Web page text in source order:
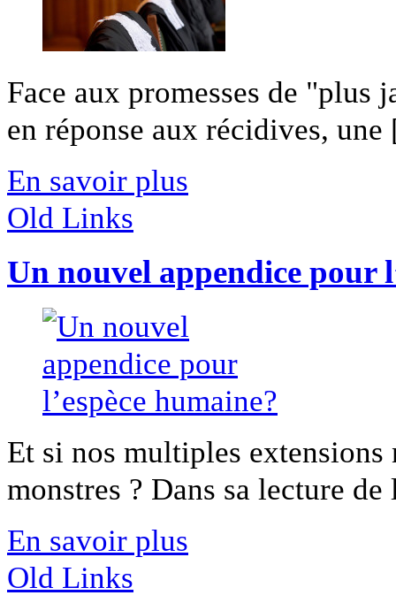
Face aux promesses de "plus
en réponse aux récidives, une
En savoir plus
Old Links
Un nouvel appendice pour
Et si nos multiples
monstres ? Dans sa lecture
En savoir plus
Old Links